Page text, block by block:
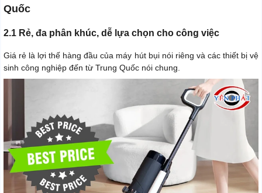
Quốc
2.1 Rẻ, đa phân khúc, dễ lựa chọn cho công việc
Giá rẻ là lợi thế hàng đầu của máy hút bụi nói riêng và các thiết bị vệ
sinh công nghiệp đến từ Trung Quốc nói chung.